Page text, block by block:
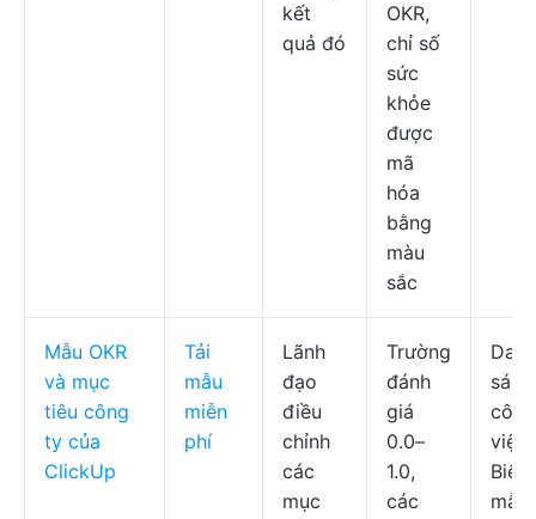
kết
quả đó
OKR,
chỉ số
sức
khỏe
được
mã
hóa
bằng
màu
sắc
Mẫu OKR
và mục
tiêu công
ty của
ClickUp
Tải
mẫu
miễn
phí
Lãnh
đạo
điều
chỉnh
các
mục
Trường
đánh
giá
0.0–
1.0,
các
Danh
sách
công
việc,
Biểu
mẫu